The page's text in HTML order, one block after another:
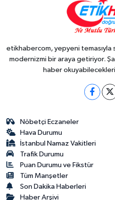
etikhabercom, yepyeni
modernizmi bir araya getiriyor.
haber
Nöbetçi Eczaneler
Hava Durumu
İstanbul Namaz Vakitleri
Trafik Durumu
Puan Durumu ve Fikstür
Tüm Manşetler
Son Dakika Haberleri
Haber Arşivi